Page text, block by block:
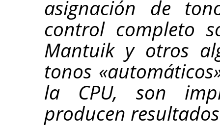
asignación de
control completo
Mantuik y otros
tonos
la CPU, son
producen